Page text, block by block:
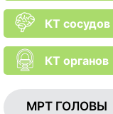
КТ сосудов
КТ органов
МРТ ГОЛОВЫ